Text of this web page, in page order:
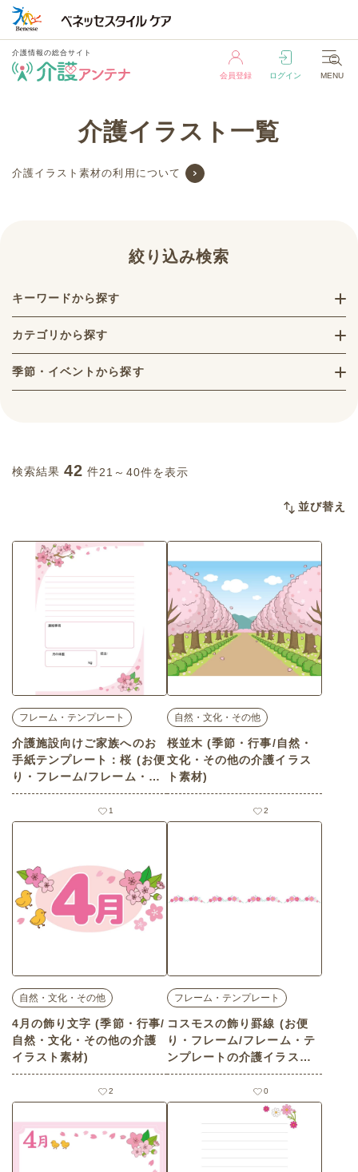
介護情報の総合サイト
会員登録 ログイン MENU
ログイン
介護イラスト一覧
介護イラスト素材の利用について
絞り込み検索
キーワードから探す
カテゴリから探す
季節・イベントから探す
検索結果 42 件21～40件を表示
並び替え
フレーム・テンプレート
介護施設向けご家族へのお
手紙テンプレート：桜 (お便
り・フレーム/フレーム・テ
ンプレートの介護イラスト
1
自然・文化・その他
桜並木 (季節・行事/自然・
文化・その他の介護イラス
ト素材)
2
自然・文化・その他
4月の飾り文字 (季節・行事/
自然・文化・その他の介護
イラスト素材)
2
フレーム・テンプレート
コスモスの飾り罫線 (お便
り・フレーム/フレーム・テ
ンプレートの介護イラスト
素材)
0